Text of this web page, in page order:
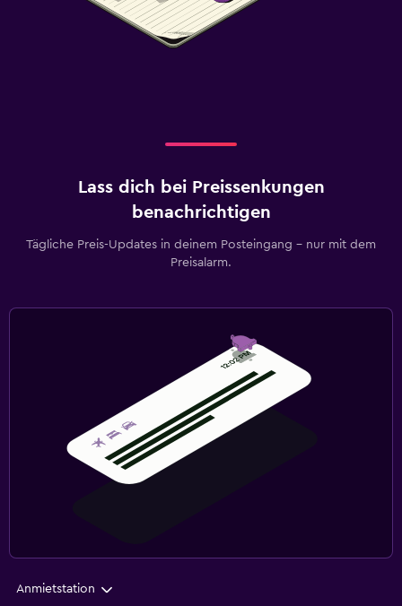
Lass dich bei Preissenkungen
benachrichtigen
Tägliche Preis-Updates in deinem Posteingang – nur mit dem
Preisalarm.
Anmietstation